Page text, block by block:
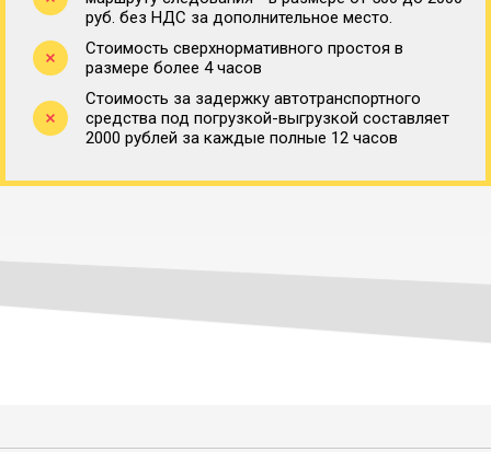
руб. без НДС за дополнительное место.
Стоимость сверхнормативного простоя в
размере более 4 часов
Стоимость за задержку автотранспортного
средства под погрузкой-выгрузкой составляет
2000 рублей за каждые полные 12 часов